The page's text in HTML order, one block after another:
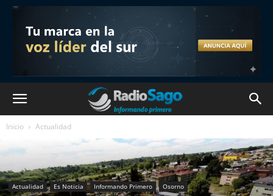
Inicio Actualidad
Actualidad Es Noticia Informando Primero Osorno